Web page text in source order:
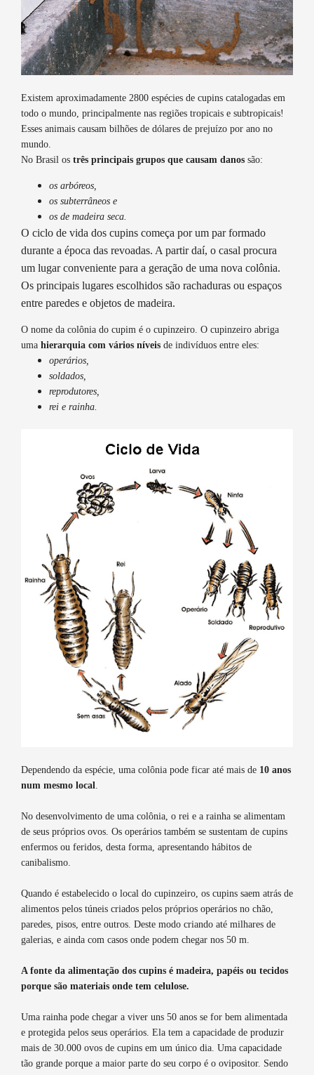
Existem aproximadamente 2800 espécies de cupins catalogadas em
todo o mundo, principalmente nas regiões tropicais e subtropicais!
Esses animais causam bilhões de dólares de prejuízo por ano no
mundo.
No Brasil os três principais grupos que causam danos são:
os arbóreos,
os subterrâneos e
os de madeira seca.
O ciclo de vida dos cupins começa por um par formado
durante a época das revoadas. A partir daí, o casal procura
um lugar conveniente para a geração de uma nova colônia.
Os principais lugares escolhidos são rachaduras ou espaços
entre paredes e objetos de madeira.
O nome da colônia do cupim é o cupinzeiro. O cupinzeiro abriga
uma hierarquia com vários níveis de indivíduos entre eles:
operários,
soldados,
reprodutores,
rei e rainha.
Dependendo da espécie, uma colônia pode ficar até mais de 10 anos
num mesmo local
No desenvolvimento de uma colônia, o rei e a rainha se alimentam
de seus próprios ovos. Os operários também se sustentam de cupins
enfermos ou feridos, desta forma, apresentando hábitos de
canibalismo.
Quando é estabelecido o local do cupinzeiro, os cupins saem atrás de
alimentos pelos túneis criados pelos próprios operários no chão,
paredes, pisos, entre outros. Deste modo criando até milhares de
galerias, e ainda com casos onde podem chegar nos 50 m.
A fonte da alimentação dos cupins é madeira, papéis ou tecidos
porque são materiais onde tem celulose.
Uma rainha pode chegar a viver uns 50 anos se for bem alimentada
e protegida pelos seus operários. Ela tem a capacidade de produzir
mais de 30.000 ovos de cupins em um único dia. Uma capacidade
tão grande porque a maior parte do seu corpo é o ovipositor. Sendo